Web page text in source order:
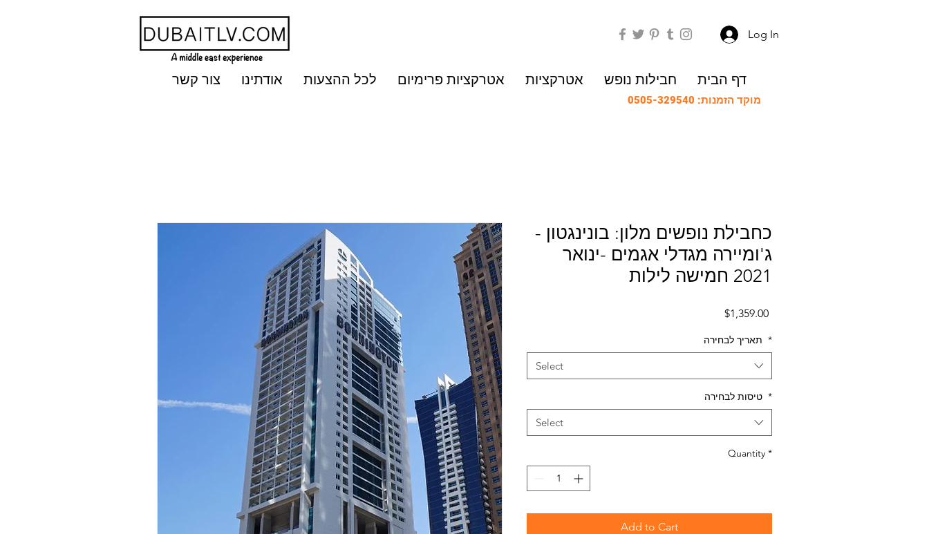
Log In
מוקד הזמנות: 0505-329540
דף הבית חבילות נופש אטרקציות אטרקציות פרימיום לכל ההצעות אודתינו צור קשר
כחבילת נופשים מלון: בונינגטון -
ג'ומיירה מגדלי אגמים -ינואר
2021 חמישה לילות
$1,359.00Price
*
Select
*
Select
Quantity *
Add to Cart